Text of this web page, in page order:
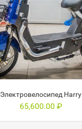
Электровелосипед Harry
65,600.00 ₽